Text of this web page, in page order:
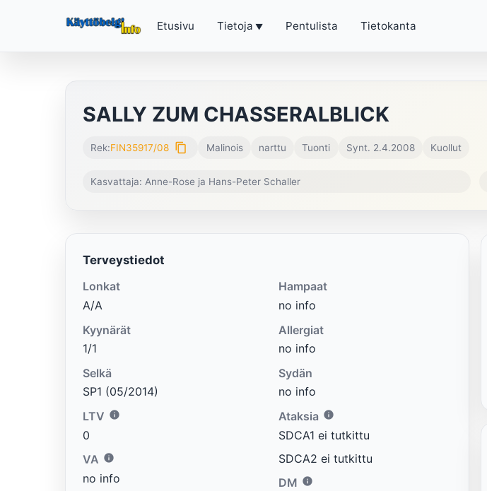
Etusivu Tietoja Pentulista Tietokanta
SALLY ZUM CHASSERALBLICK
Rek:FIN35917/08 content_copy Malinois narttu Tuonti Synt. 2.4.2008 Kuollut
Kasvattaja: Anne-Rose ja Hans-Peter Schaller
Terveystiedot
Lonkat
A/A
Kyynärät
1/1
Selkä
SP1 (05/2014)
LTV
0
VA
no info
Hampaat
no info
Allergiat
no info
Sydän
no info
Ataksia
SDCA1 ei tutkittu
SDCA2 ei tutkittu
DM